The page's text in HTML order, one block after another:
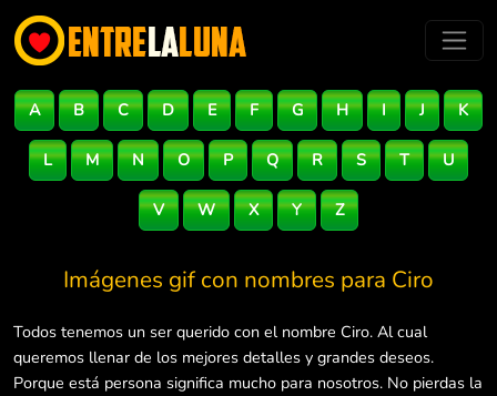
A B C D E F G H I J K
L M N O P Q R S T U
V W X Y Z
Imágenes gif con nombres para Ciro
Todos tenemos un ser querido con el nombre Ciro. Al cual
queremos llenar de los mejores detalles y grandes deseos.
Porque está persona significa mucho para nosotros. No pierdas la